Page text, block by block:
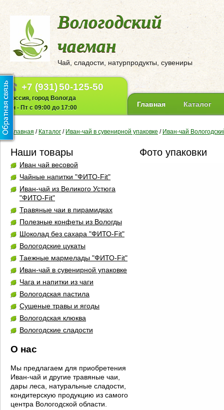
Вологодский
чаеман
Чай, сладости, натурпродукты, сувениры
+7 (931)50-125-50
Россия, город Вологда
Пн - Пт с 09:00 до 17:00
Главная Каталог
Главная / Каталог / Иван-чай в сувенирной упаковке / Иван-чай
Наши товары
Иван чай весовой
Чайные напитки "ФИТО-Fit"
Иван-чай из Великого Устюга
"ФИТО-Fit"
Травяные чаи в пирамидках
Полезные конфеты из Вологды
Шоколад без сахара "ФИТО-Fit"
Вологодские цукаты
Таежные мармелады "ФИТО-Fit"
Иван-чай в сувенирной упаковке
Чага и напитки из чаги
Вологодская пастила
Сушеные травы и ягоды
Вологодская клюква
Вологодские сладости
О нас
Мы предлагаем для приобретения
Иван-чай и другие травяные чаи,
дары леса, натуральные сладости,
кондитерскую продукцию из самого
центра Вологодской области.
Фото упаковки